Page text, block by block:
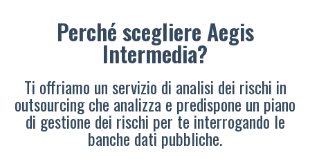
Perché scegliere Aegis
Intermedia?
Ti offriamo un servizio di analisi dei rischi in
outsourcing che analizza e predispone un piano
di gestione dei rischi per te interrogando le
banche dati pubbliche.